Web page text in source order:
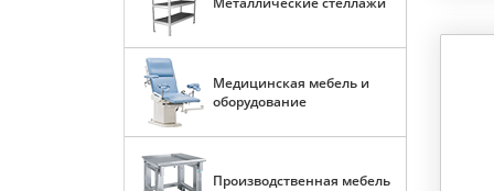
Медицинская мебель и
оборудование
Производственная мебель